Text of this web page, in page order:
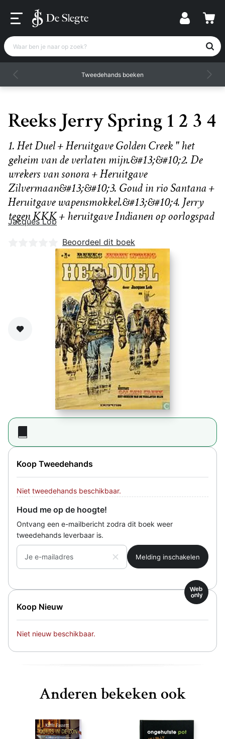
Waar ben je naar op zoek?
Tweedehands boeken
Reeks Jerry Spring 1 2 3 4
1. Het Duel + Heruitgave Golden Creek " het
geheim van de verlaten mijn.&#13;&#10;2. De
wrekers van sonora + Heruitgave
Zilvermaan&#13;&#10;3. Goud in rio Santana +
Heruitgave wapensmokkel.&#13;&#10;4. Jerry
tegen KKK + heruitgave Indianen op oorlogspad
Jacques Lob
Nog geen beoordelingen
Beoordeel dit boek
Zet op verlanglijst
Koop Tweedehands
Niet tweedehands beschikbaar.
Houd me op de hoogte!
Ontvang een e-mailbericht zodra dit boek weer
tweedehands leverbaar is.
Je e-mailadres
Koop Nieuw
Web
only
Niet nieuw beschikbaar.
Anderen bekeken ook